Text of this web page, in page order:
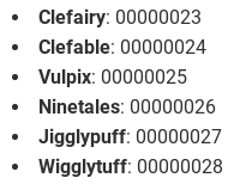
Clefairy: 00000023
Clefable: 00000024
Vulpix: 00000025
Ninetales: 00000026
Jigglypuff: 00000027
Wigglytuff: 00000028